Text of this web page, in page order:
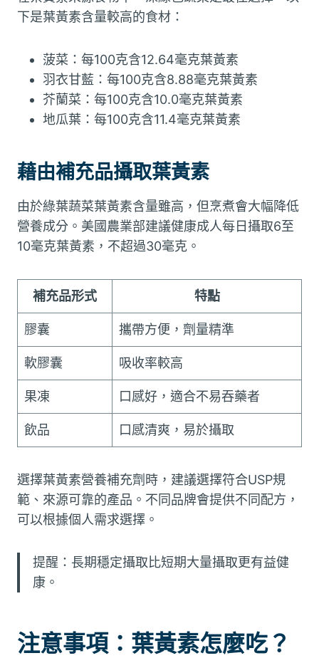
下是葉黃素含量較高的食材：
菠菜：每100克含12.64毫克葉黃素
羽衣甘藍：每100克含8.88毫克葉黃素
芥蘭菜：每100克含10.0毫克葉黃素
地瓜葉：每100克含11.4毫克葉黃素
藉由補充品攝取葉黃素
由於綠葉蔬菜葉黃素含量雖高，但烹煮會大幅降低
營養成分。美國農業部建議健康成人每日攝取6至
10毫克葉黃素，不超過30毫克。
補充品形式 特點
膠囊 攜帶方便，劑量精準
軟膠囊 吸收率較高
果凍 口感好，適合不易吞藥者
飲品 口感清爽，易於攝取
選擇葉黃素營養補充劑時，建議選擇符合USP規
範、來源可靠的產品。不同品牌會提供不同配方，
可以根據個人需求選擇。
提醒：長期穩定攝取比短期大量攝取更有益健
康。
注意事項：葉黃素怎麼吃？